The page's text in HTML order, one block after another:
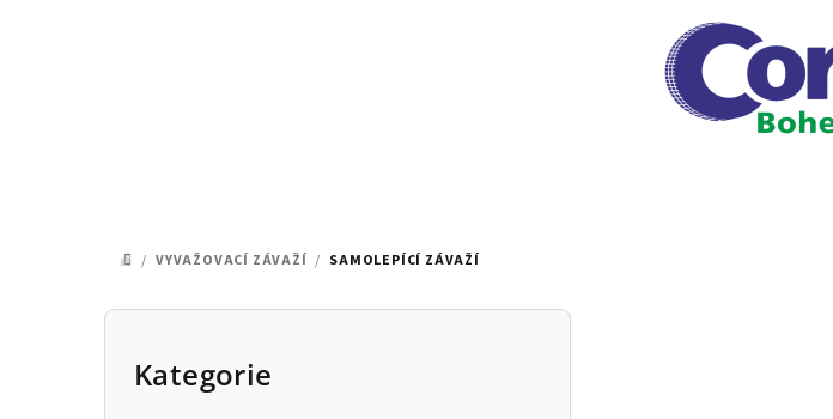
DOMŮ
/ VYVAŽOVACÍ ZÁVAŽÍ / SAMOLEPÍCÍ ZÁVAŽÍ
P
Přeskočit
kategorie
Kategorie